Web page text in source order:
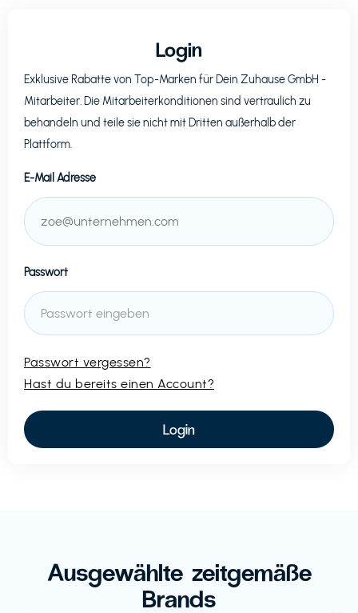
Login
Exklusive Rabatte von Top-Marken für Dein Zuhause GmbH -
Mitarbeiter. Die Mitarbeiterkonditionen sind vertraulich zu
behandeln und teile sie nicht mit Dritten außerhalb der
Plattform.
E-Mail Adresse
Passwort
Passwort vergessen?
Hast du bereits einen Account?
Ausgewählte zeitgemäße
Brands